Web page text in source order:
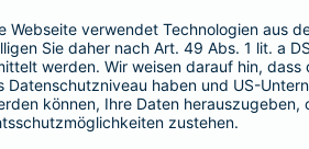
aufgrund von
führen, sondern
helfen. Daher hat die Barmenia den
Sievereint beide Ursachen